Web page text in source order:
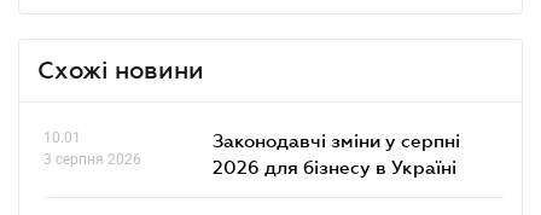
Схожі новини
10.01
3 серпня 2026
Законодавчі зміни у серпні
2026 для бізнесу в Україні